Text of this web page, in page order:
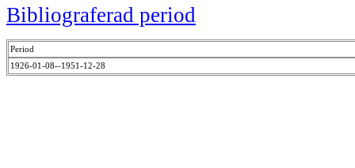
Bibliograferad period
Period
1926-01-08--1951-12-28